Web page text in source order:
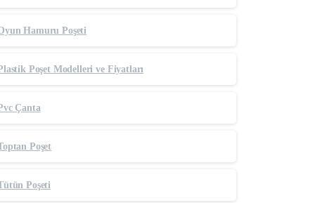
Hamuru Poşeti
Poşet Modelleri ve Fiyatları
Çanta
Poşet
Poşeti